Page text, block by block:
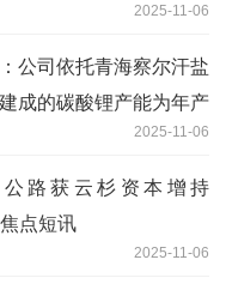
2025-11-06
公司依托青海察尔汗盐
成的碳酸锂产能为年产
2025-11-06
路获云杉资本增持
点短讯
2025-11-06